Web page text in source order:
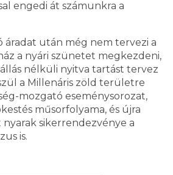
engedi át számunkra a
áradat után még nem tervezi a
a nyári szünetet megkezdeni,
nélküli nyitva tartást tervez
a Millenáris zöld területre
mozgató eseménysorozat,
műsorfolyama, és újra
sikerrendezvénye a
is.